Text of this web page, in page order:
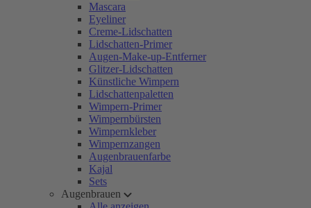
Mascara
Eyeliner
Creme-Lidschatten
Lidschatten-Primer
Augen-Make-up-Entferner
Glitzer-Lidschatten
Künstliche Wimpern
Lidschattenpaletten
Wimpern-Primer
Wimpernbürsten
Wimpernkleber
Wimpernzangen
Augenbrauenfarbe
Kajal
Sets
Augenbrauen